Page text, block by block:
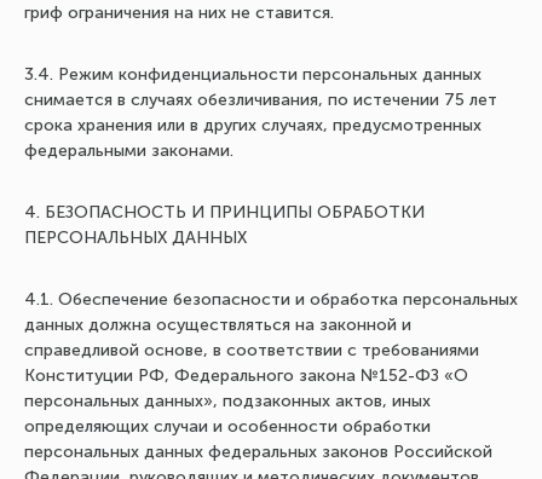
гриф ограничения на них не ставится.
3.4. Режим конфиденциальности персональных данных
снимается в случаях обезличивания, по истечении 75 лет
срока хранения или в других случаях, предусмотренных
федеральными законами.
4. БЕЗОПАСНОСТЬ И ПРИНЦИПЫ ОБРАБОТКИ
ПЕРСОНАЛЬНЫХ ДАННЫХ
4.1. Обеспечение безопасности и обработка персональных
данных должна осуществляться на законной и
справедливой основе, в соответствии с требованиями
Конституции РФ, Федерального закона №152-ФЗ «О
персональных данных», подзаконных актов, иных
определяющих случаи и особенности обработки
персональных данных федеральных законов Российской